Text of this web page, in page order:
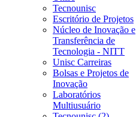
Tecnounisc
Escritório de Projetos
Núcleo de Inovação e
Transferência de
Tecnologia - NITT
Unisc Carreiras
Bolsas e Projetos de
Inovação
Laboratórios
Multiusuário